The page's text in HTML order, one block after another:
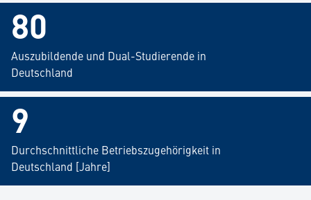
94
Auszubildende und Dual-Studierende in
Deutschland
10
Durchschnittliche Betriebszugehörigkeit in
Deutschland [Jahre]